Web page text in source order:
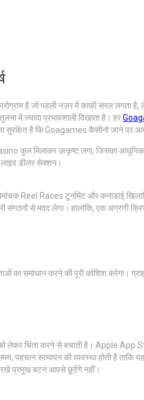
है जो पहली नज़र में काफ़ी सरल लगता
में ज्यादा प्रभावशाली दिखाता है। हर
है कि Goagames कैसीनो जाने पर
कुल मिलाकर उत्कृष्ट लगा, जिसका आधुनिक
लाइव डीलर सेक्शन।
Reel Races टूर्नामेंट और कनाडाई
संगठनों से मदद लेना। हालांकि, एक अग्रणी
का समाधान करने की पूरी कोशिश करेगा।
लेकर चिंता करने से बचाती है। Apple
पहचान सत्यापन की व्यवस्था होती है ताकि
रखे प्रमुख बटन आपसे छूटेंगे नहीं।